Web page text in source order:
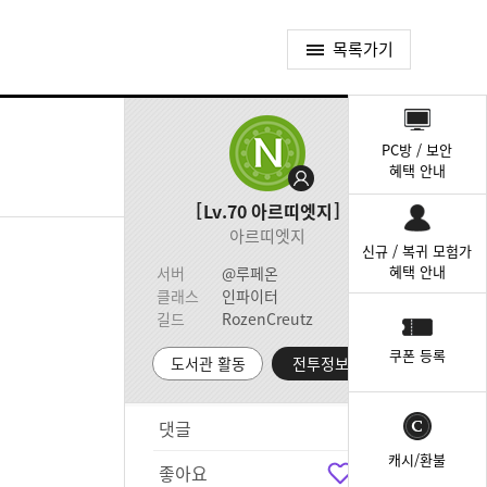
목록가기
Lv.70아르띠엣지
아르띠엣지
서버
@루페온
클래스
인파이터
길드
RozenCreutz
도서관 활동 전투정보실
댓글
좋아요
PC방 / 보안
혜택 안내
신규 / 복귀 모험가
혜택 안내
쿠폰 등록
캐시/환불